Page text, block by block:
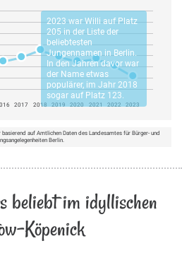
2023 war Willi auf Platz
205 in der Liste der
beliebtesten
Jungennamen in Berlin.
In den Jahren davor war
der Name etwas
populärer, im Jahr 2018
sogar auf Platz 123.
2017 2018 2019 2020 2021 2022 2023
basierend auf Amtlichen Daten des Landesamtes für Bürger- und
Berlin.
beliebt im idyllischen
Köpenick